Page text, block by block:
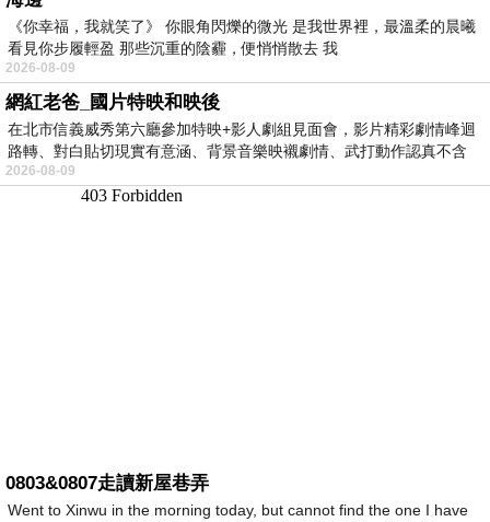
《你幸福，我就笑了》 你眼角閃爍的微光 是我世界裡，最溫柔的晨曦
看見你步履輕盈 那些沉重的陰霾，便悄悄散去 我
2026-08-09
網紅老爸_國片特映和映後
在北市信義威秀第六廳參加特映+影人劇組見面會，影片精彩劇情峰迴
路轉、對白貼切現實有意涵、背景音樂映襯劇情、武打動作認真不含
糊、
2026-08-09
0803&0807走讀新屋巷弄
Went to Xinwu in the morning today, but cannot find the one I have